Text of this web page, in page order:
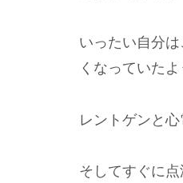
いったい自分
くなっていたよ
レントゲンと
そしてすぐに点